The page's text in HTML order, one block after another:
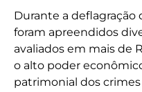
Durante a deflagração
foram apreendidos
avaliados em mais de
o alto poder
patrimonial dos